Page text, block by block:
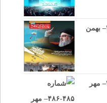
شماره ۴۸۷-۴۸۸– بهمن
شماره ۴۸۵-۴۸۶– مهر